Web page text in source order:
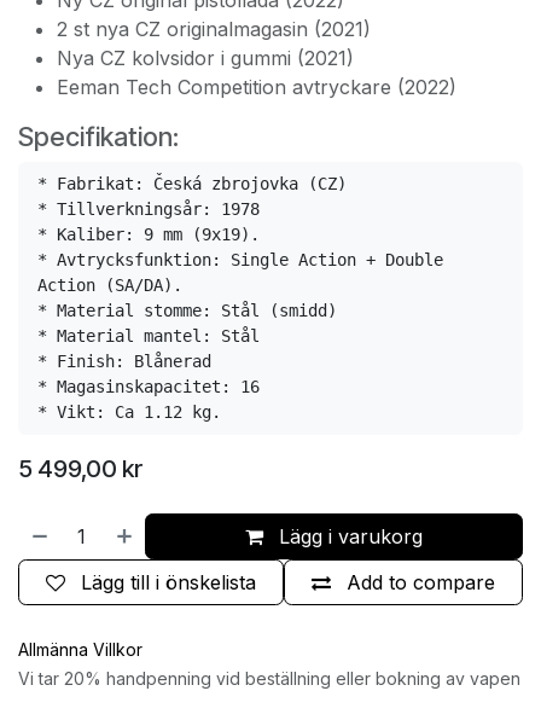
2 st nya CZ originalmagasin (2021)
Nya CZ kolvsidor i gummi (2021)
Eeman Tech Competition avtryckare (2022)
Specifikation:
* Fabrikat: Česká zbrojovka (CZ)
* Tillverkningsår: 1978
* Kaliber: 9 mm (9x19).
* Avtrycksfunktion: Single Action + Double
Action (SA/DA).
* Material stomme: Stål (smidd)
* Material mantel: Stål
* Finish: Blånerad
* Magasinskapacitet: 16
* Vikt: Ca 1.12 kg.
5 499,00 kr
Lägg i varukorg
Add to compare
Lägg till i önskelista
Allmänna Villkor
Vi tar 20% handpenning vid beställning eller bokning av vapen